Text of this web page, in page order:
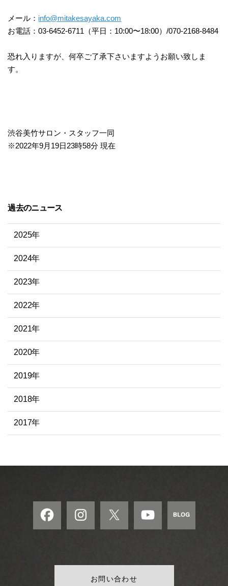
メール： info@mitakesayaka.com
お電話：03-6452-6711（平日：10:00〜18:00）/070-2168-8484
恐れ入りますが、何卒ご了承下さいますようお願い致しま
す。
渋谷美竹サロン・スタッフ一同
※2022年9月19日23時58分 現在
過去のニュース
2025年
2024年
2023年
2022年
2021年
2020年
2019年
2018年
2017年
お問い合わせ